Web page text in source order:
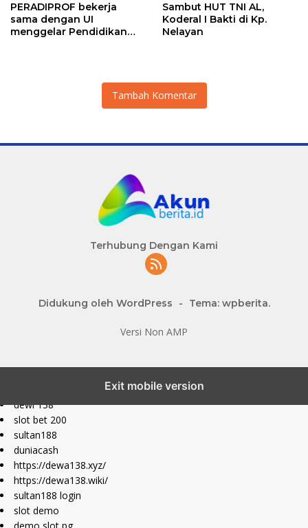
PERADIPROF bekerja
sama dengan UI
menggelar Pendidikan
Sambut HUT TNI AL,
Koderal I Bakti di Kp.
Nelayan
Tambah Komentar
Terhubung Dengan Kami
Didukung oleh WordPress - Tema: wpberita.
Versi Non AMP
Exit mobile version
dewi 138
slot bet 200
sultan188
duniacash
https://dewa138.xyz/
https://dewa138.wiki/
sultan188 login
slot demo